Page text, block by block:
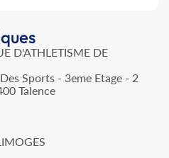
D'ATHLETISME DE
Sports - 3eme Etage - 2
Talence